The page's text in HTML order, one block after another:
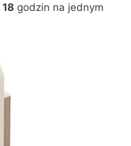
18 godzin na jednym